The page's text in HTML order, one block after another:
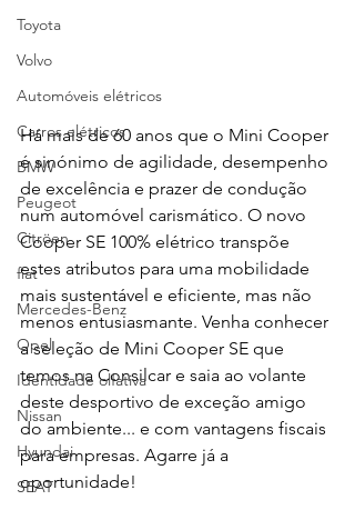
Toyota
Volvo
Automóveis elétricos
Carros elétricos
BMW
Peugeot
Citröen
fiat
Mercedes-Benz
Opel
Identidade olfativa
Nissan
Hyundai
SEAT
Há mais de 60 anos que o Mini Cooper
é sinónimo de agilidade, desempenho
de excelência e prazer de condução
num automóvel carismático. O novo
Cooper SE 100% elétrico transpõe
estes atributos para uma mobilidade
mais sustentável e eficiente, mas não
menos entusiasmante. Venha conhecer
a seleção de Mini Cooper SE que
temos na Consilcar e saia ao volante
deste desportivo de exceção amigo
do ambiente... e com vantagens fiscais
para empresas. Agarre já a
oportunidade!